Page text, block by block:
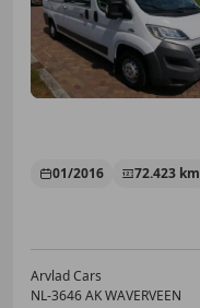
01/2016 72.423 km
Arvlad Cars
NL-3646 AK WAVERVEEN